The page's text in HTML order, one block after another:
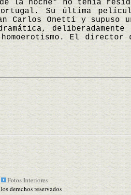
la noche" no tenía
Su última
Carlos Onetti y supuso
El director
Fotos Interiores
derechos reservados